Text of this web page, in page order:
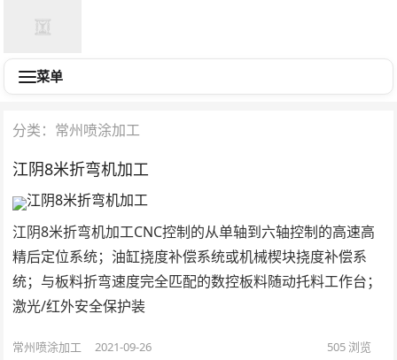
菜单
分类：常州喷涂加工
江阴8米折弯机加工
江阴8米折弯机加工CNC控制的从单轴到六轴控制的高速高
精后定位系统；油缸挠度补偿系统或机械楔块挠度补偿系
统；与板料折弯速度完全匹配的数控板料随动托料工作台；
激光/红外安全保护装
常州喷涂加工 2021-09-26 505浏览